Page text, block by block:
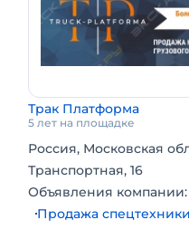
Трак Платформа
5 лет на площадке
Россия, Московская
Транспортная, 16
Объявления компании:
Продажа спецтехники